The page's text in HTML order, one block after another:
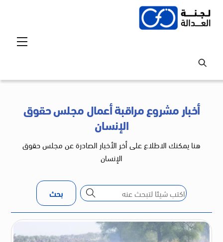
Skip
أخبار مشروع مراقبة أعمال مجلس حقوق
الإنسان
هنا يمكنك الاطلاع على أخر الأخبار الصادرة عن مجلس حقوق
الإنسان
بحث